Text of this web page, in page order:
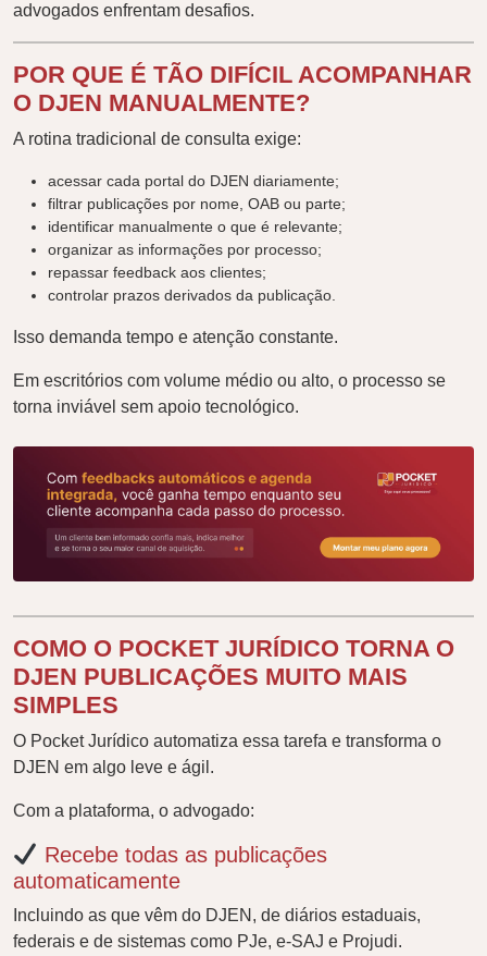
advogados enfrentam desafios.
POR QUE É TÃO DIFÍCIL ACOMPANHAR
O DJEN MANUALMENTE?
A rotina tradicional de consulta exige:
acessar cada portal do DJEN diariamente;
filtrar publicações por nome, OAB ou parte;
identificar manualmente o que é relevante;
organizar as informações por processo;
repassar feedback aos clientes;
controlar prazos derivados da publicação.
Isso demanda tempo e atenção constante.
Em escritórios com volume médio ou alto, o processo se
torna inviável sem apoio tecnológico.
COMO O POCKET JURÍDICO TORNA O
DJEN PUBLICAÇÕES MUITO MAIS
SIMPLES
O Pocket Jurídico automatiza essa tarefa e transforma o
DJEN em algo leve e ágil.
Com a plataforma, o advogado:
Recebe todas as publicações
automaticamente
Incluindo as que vêm do DJEN, de diários estaduais,
federais e de sistemas como PJe, e-SAJ e Projudi.